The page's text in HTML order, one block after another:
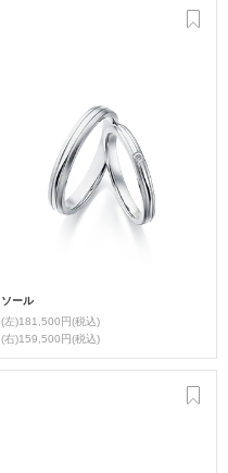
ソール
(左)181,500円(税込)
(右)159,500円(税込)